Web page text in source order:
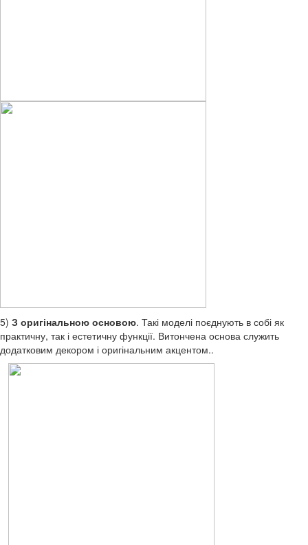
5) З оригінальною основою. Такі моделі поєднують в собі як
практичну, так і естетичну функції. Витончена основа служить
додатковим декором і оригінальним акцентом..